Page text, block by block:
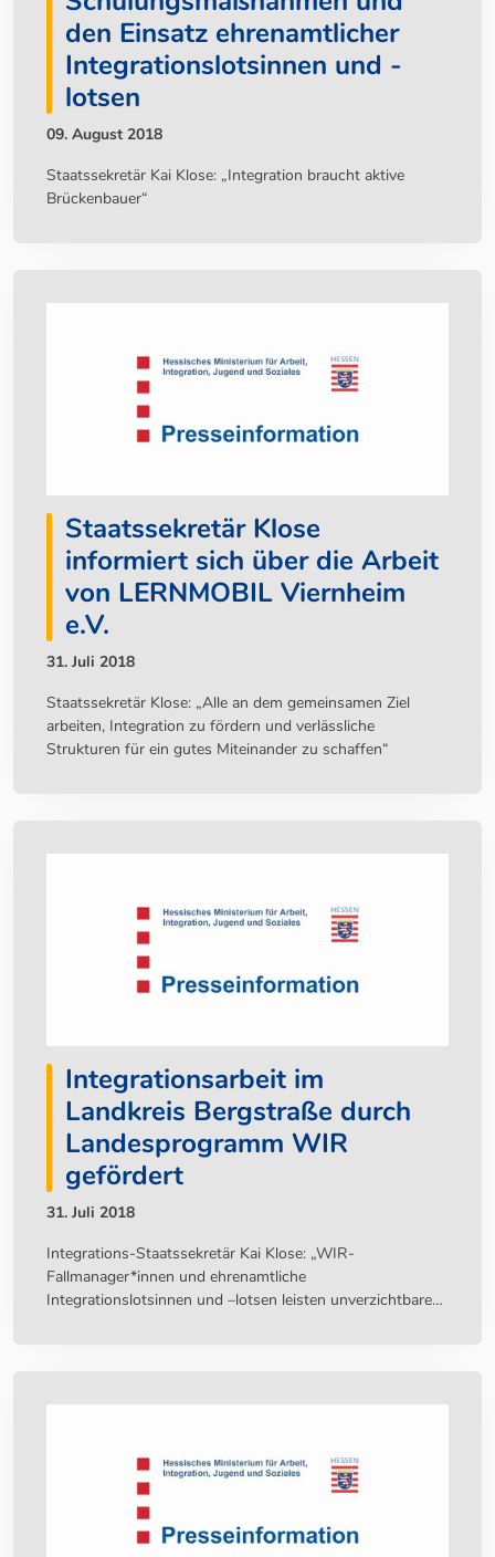
den Einsatz ehrenamtlicher
Integrationslotsinnen und -
lotsen
09. August 2018
Staatssekretär Kai Klose: „Integration braucht aktive
Brückenbauer“
Staatssekretär Klose
informiert sich über die Arbeit
von LERNMOBIL Viernheim
e.V.
31. Juli 2018
Staatssekretär Klose: „Alle an dem gemeinsamen Ziel
arbeiten, Integration zu fördern und verlässliche
Strukturen für ein gutes Miteinander zu schaffen“
Integrationsarbeit im
Landkreis Bergstraße durch
Landesprogramm WIR
gefördert
31. Juli 2018
Integrations-Staatssekretär Kai Klose: „WIR-
Fallmanager*innen und ehrenamtliche
Integrationslotsinnen und –lotsen leisten unverzichtbaren